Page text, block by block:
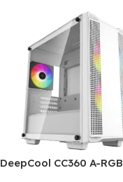
DeepCool CC360 A-RGB